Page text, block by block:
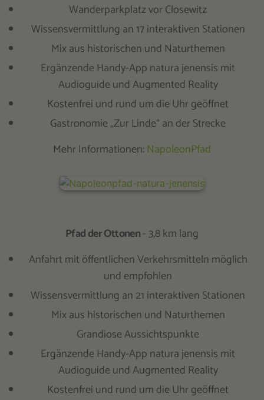
Wanderparkplatz vor Closewitz
Wissensvermittlung an 17 interaktiven Stationen
Mix aus historischen und Naturthemen
Ergänzende Handy-App natura jenensis mit
Audioguide und Augmented Reality
Kostenfrei und rund um die Uhr geöffnet
Gastronomie „Zur Linde“ an der Strecke
Mehr Informationen: NapoleonPfad
Pfad der Ottonen- 3,8 km lang
Anfahrt mit öffentlichen Verkehrsmitteln möglich
und empfohlen
Wissensvermittlung an 21 interaktiven Stationen
Mix aus historischen und Naturthemen
Grandiose Aussichtspunkte
Ergänzende Handy-App natura jenensis mit
Audioguide und Augmented Reality
Kostenfrei und rund um die Uhr geöffnet